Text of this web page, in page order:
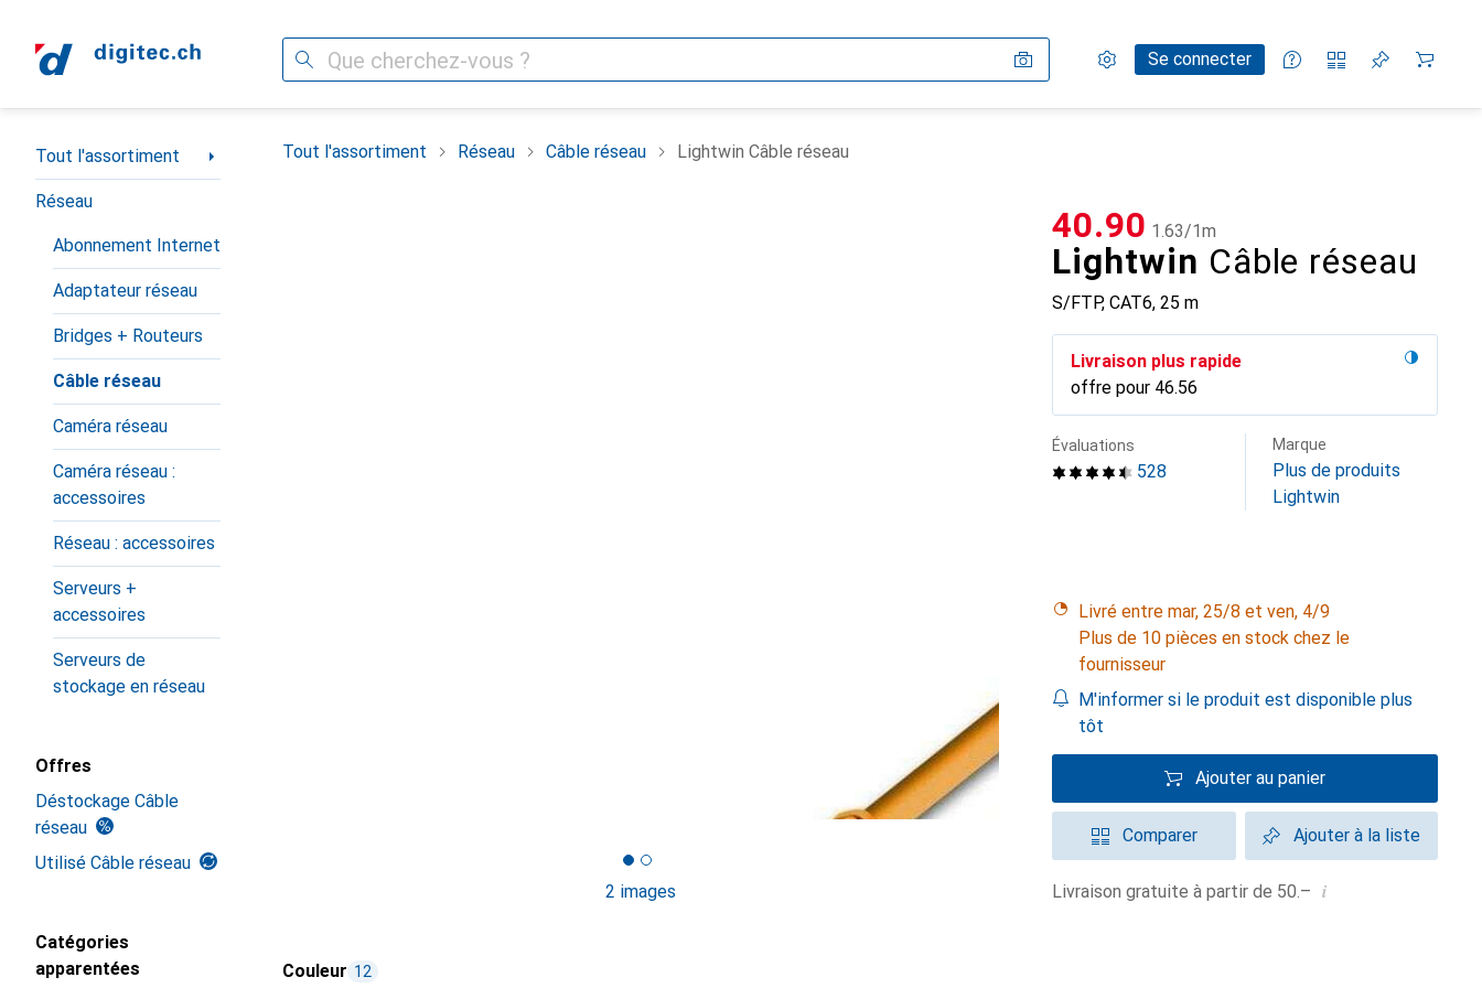
Recherche Paramètres
Compte clientSe connecter
Listes de comparaison
Listes d'envies
Panier
Navigation par catégorie
Tout l'assortiment
Réseau
Abonnement Internet
Adaptateur réseau
Bridges + Routeurs
Câble réseau
Caméra réseau
Caméra réseau :
accessoires
Réseau : accessoires
Serveurs +
accessoires
Serveurs de
stockage en réseau
Offres
Déstockage Câble
réseau
Utilisé Câble réseau
Catégories
apparentées
Tout l'assortiment Réseau Câble réseau Lightwin Câble réseau
2 images
Lightwin Câble réseau
S/FTP, CAT6, 25 m
CHF
40.90 CHF
1.63/1m
Livraison plus rapide
offre pour CHF
46.56
528
Évaluations Marque
Plus de produits
Lightwin
Livré entre mar, 25/8 et ven, 4/9
Plus de 10 pièces en stock chez le
fournisseur
M'informer si le produit est disponible plus
tôt
Ajouter au panier
Comparer Ajouter à la liste
Livraison gratuite à partir de 50.– i
Couleur 12